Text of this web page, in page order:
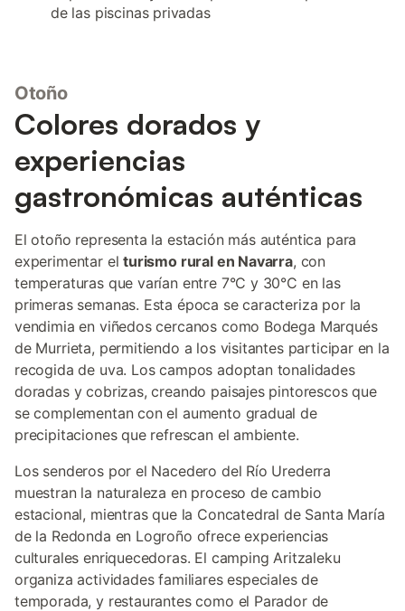
de las piscinas privadas
Otoño
Colores dorados y
experiencias
gastronómicas auténticas
El otoño representa la estación más auténtica para
experimentar elturismo rural en Navarra, con
temperaturas que varían entre 7°C y 30°C en las
primeras semanas. Esta época se caracteriza por la
vendimia en viñedos cercanos como Bodega Marqués
de Murrieta, permitiendo a los visitantes participar en la
recogida de uva. Los campos adoptan tonalidades
doradas y cobrizas, creando paisajes pintorescos que
se complementan con el aumento gradual de
precipitaciones que refrescan el ambiente.
Los senderos por el Nacedero del Río Urederra
muestran la naturaleza en proceso de cambio
estacional, mientras que la Concatedral de Santa María
de la Redonda en Logroño ofrece experiencias
culturales enriquecedoras. El camping Aritzaleku
organiza actividades familiares especiales de
temporada, y restaurantes como el Parador de